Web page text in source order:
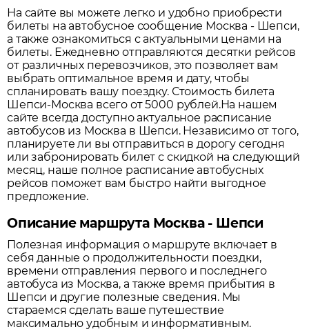
На сайте вы можете легко и удобно приобрести
билеты на автобусное сообщение Москва - Шепси,
а также ознакомиться с актуальными ценами на
билеты. Ежедневно отправляются десятки рейсов
от различных перевозчиков, это позволяет вам
выбрать оптимальное время и дату, чтобы
спланировать вашу поездку. Стоимость билета
Шепси-Москва всего от 5000 рублей.На нашем
сайте всегда доступно актуальное расписание
автобусов из Москва в Шепси. Независимо от того,
планируете ли вы отправиться в дорогу сегодня
или забронировать билет с скидкой на следующий
месяц, наше полное расписание автобусных
рейсов поможет вам быстро найти выгодное
предложение.
Описание маршрута Москва - Шепси
Полезная информация о маршруте включает в
себя данные о продолжительности поездки,
времени отправления первого и последнего
автобуса из Москва, а также время прибытия в
Шепси и другие полезные сведения. Мы
стараемся сделать ваше путешествие
максимально удобным и информативным.